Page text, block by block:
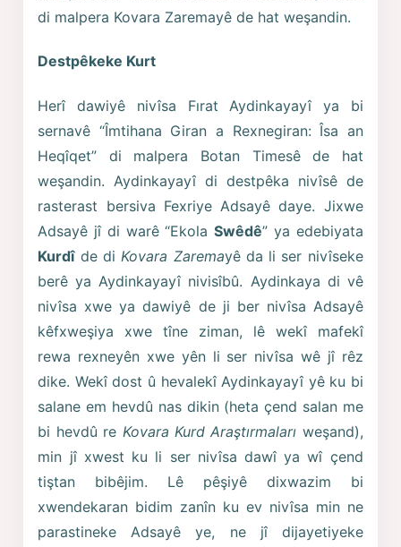
di malpera Kovara Zaremayê de hat weşandin.
Destpêkeke Kurt
Herî dawiyê nivîsa Fırat Aydinkayayî ya bi
sernavê “Îmtihana Giran a Rexnegiran: Îsa an
Heqîqet” di malpera Botan Timesê de hat
weşandin. Aydinkayayî di destpêka nivîsê de
rasterast bersiva Fexriye Adsayê daye. Jixwe
Adsayê jî di warê “EkolaSwêdê” ya edebiyata
Kurdîde diKovara Zaremayê da li ser nivîseke
berê ya Aydinkayayî nivisîbû. Aydinkaya di vê
nivîsa xwe ya dawiyê de ji ber nivîsa Adsayê
kêfxweşiya xwe tîne ziman, lê wekî mafekî
rewa rexneyên xwe yên li ser nivîsa wê jî rêz
dike. Wekî dost û hevalekî Aydinkayayî yê ku bi
salane em hevdû nas dikin (heta çend salan me
bi hevdû re Kovara Kurd Araştırmaları weşand),
min jî xwest ku li ser nivîsa dawî ya wî çend
tiştan bibêjim. Lê pêşiyê dixwazim bi
xwendekaran bidim zanîn ku ev nivîsa min ne
parastineke Adsayê ye, ne jî dijayetiyeke